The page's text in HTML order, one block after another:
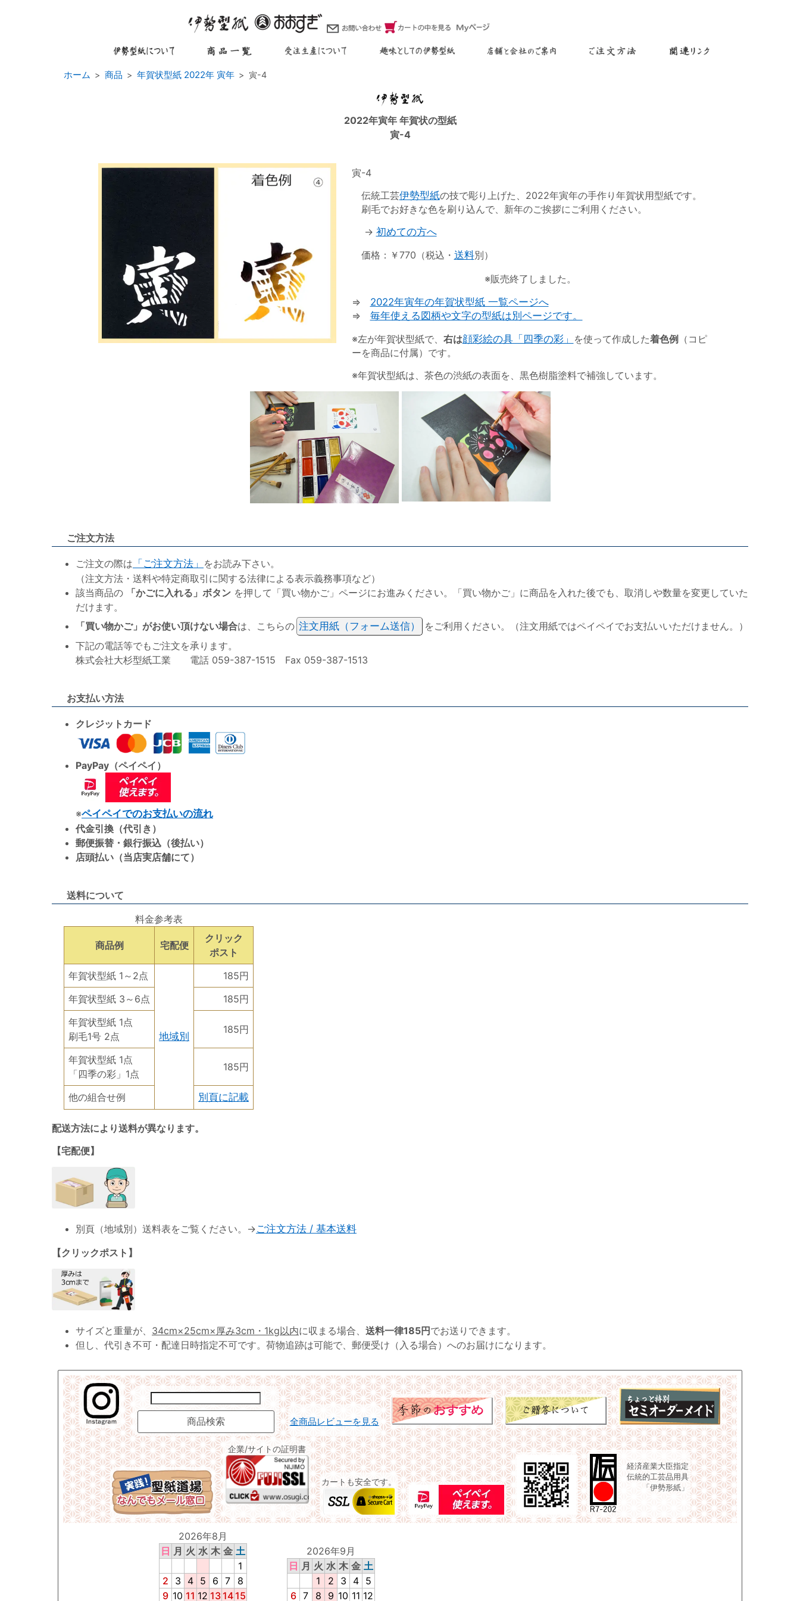
ホーム 商品 年賀状型紙 2022年 寅年 寅-4
2022年寅年 年賀状の型紙
寅-4
寅-4
伝統工芸伊勢型紙の技で彫り上げた、2022年寅年の手作り年賀状用型紙です。
刷毛でお好きな色を刷り込んで、新年のご挨拶にご利用ください。
→ 初めての方へ
価格：￥770（税込・ 送料別）
※販売終了しました。
⇒ 2022年寅年の年賀状型紙 一覧ページへ
⇒ 毎年使える図柄や文字の型紙は別ページです。
※左が年賀状型紙で、 右は顔彩絵の具「四季の彩」 を使って作成した着色例
（コピ
ーを商品に付属）です。
※年賀状型紙は、茶色の渋紙の表面を、黒色樹脂塗料で補強しています。
ご注文方法
ご注文の際は 「ご注文方法」 をお読み下さい。
（注文方法・送料や特定商取引に関する法律による表示義務事項など）
該当商品の
「かごに入れる」ボタン を押して「買い物かご」ページにお進みください。「買い物かご」に商品を入れた後でも、取消しや数量を変更していた
だけます。
「買い物かご」がお使い頂けない場合は、こちらの 注文用紙（フォーム送信）
をご利用ください。（注文用紙ではペイペイでお支払いいただけません。）
下記の電話等でもご注文を承ります。
株式会社大杉型紙工業 電話 059-387-1515 Fax 059-387-1513
お支払い方法
クレジットカード
PayPay（ペイペイ）
※ペイペイでのお支払いの流れ
代金引換（代引き）
郵便振替・銀行振込（後払い）
店頭払い（当店実店舗にて）
送料について
料金参考表
商品例 宅配便
クリック
ポスト
年賀状型紙 1～2点
地域別
185円
年賀状型紙 3～6点
185円
年賀状型紙 1点
刷毛1号 2点
185円
年賀状型紙 1点
「四季の彩」1点
185円
他の組合せ例 別頁に記載
配送方法により送料が異なります。
【宅配便】
別頁（地域別）送料表をご覧ください。→ご注文方法 / 基本送料
【クリックポスト】
サイズと重量が、 34cm×25cm×厚み3cm・1kg以内に収まる場合、 送料一律185円でお送りできます。
但し、代引き不可・配達日時指定不可です。荷物追跡は可能で、郵便受け（入る場合）へのお届けになります。
全商品レビューを見る
企業/サイトの証明書
カートも安全です。
経済産業大臣指定
伝統的工芸品用具
「伊勢形紙」
2026年8月
日 月 火 水 木 金 土
1
2
3 4 5 6 7
8
9 10 11 12 13 14 15
2026年9月
日 月 火 水 木 金 土
1
2 3 4
5
6 7 8 9 10 11 12